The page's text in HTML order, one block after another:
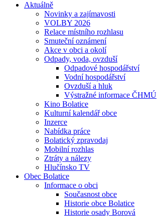
Aktuálně
Novinky a zajímavosti
VOLBY 2026
Relace místního rozhlasu
Smuteční oznámení
Akce v obci a okolí
Odpady, voda, ovzduší
Odpadové hospodářství
Vodní hospodářství
Ovzduší a hluk
Výstražné informace ČHMÚ
Kino Bolatice
Kulturní kalendář obce
Inzerce
Nabídka práce
Bolatický zpravodaj
Mobilní rozhlas
Ztráty a nálezy
Hlučínsko TV
Obec Bolatice
Informace o obci
Současnost obce
Historie obce Bolatice
Historie osady Borová